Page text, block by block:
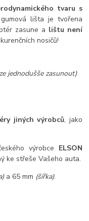
tvaru s
lišta je tvořena
zasune a lištu není
nosičů!
jednodušše zasunout)
jiných výrobců, jako
výrobce ELSON
ke střeše Vašeho auta.
a 65 mm (šířka).